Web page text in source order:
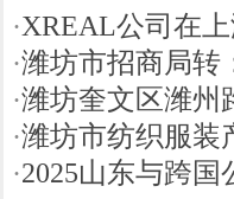
·XREAL公司在
·潍坊市招商局转
·潍坊奎文区潍州
·潍坊市纺织服装
·2025山东与跨